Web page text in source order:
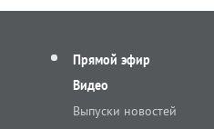
Прямой эфир
Видео
Выпуски новостей